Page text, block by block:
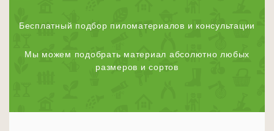
Бесплатный подбор пиломатериалов и консультации
Мы можем подобрать материал абсолютно любых
размеров и сортов